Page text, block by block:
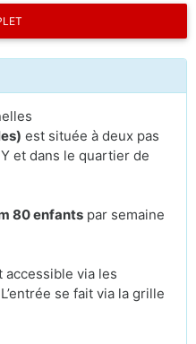
est située à deux pas
et dans le quartier de
80 enfants par semaine
accessible via les
se fait via la grille